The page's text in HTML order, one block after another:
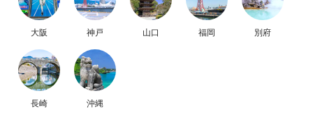
大阪 神戸 山口 福岡 別府
長崎 沖縄